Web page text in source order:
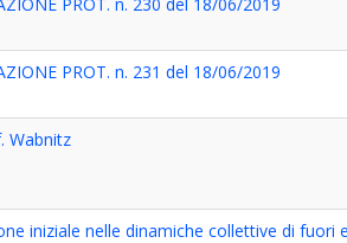
PROT. n. 231 del 18/06/2019
Wabnitz
iniziale nelle dinamiche collettive di fuori